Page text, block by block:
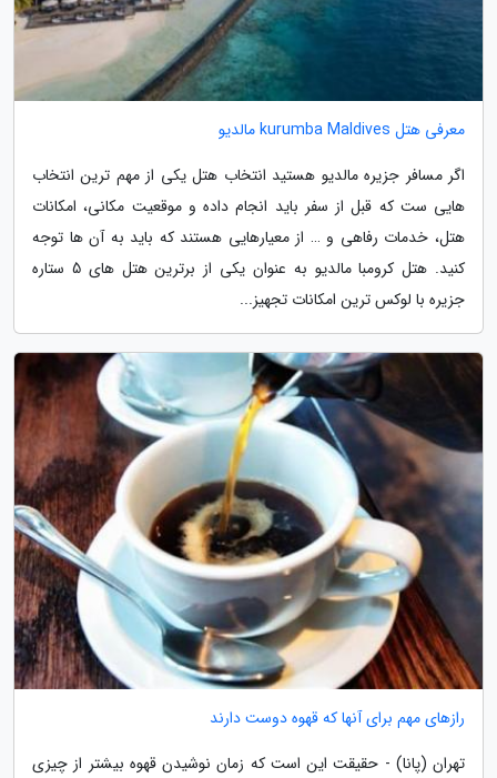
معرفی هتل kurumba Maldives مالدیو
اگر مسافر جزیره مالدیو هستید انتخاب هتل یکی از مهم ترین انتخاب
هایی ست که قبل از سفر باید انجام داده و موقعیت مکانی، امکانات
هتل، خدمات رفاهی و … از معیارهایی هستند که باید به آن ها توجه
کنید. هتل کرومبا مالدیو به عنوان یکی از برترین هتل های 5 ستاره
جزیره با لوکس ترین امکانات تجهیز...
رازهای مهم برای آنها که قهوه دوست دارند
تهران (پانا) - حقیقت این است که زمان نوشیدن قهوه بیشتر از چیزی